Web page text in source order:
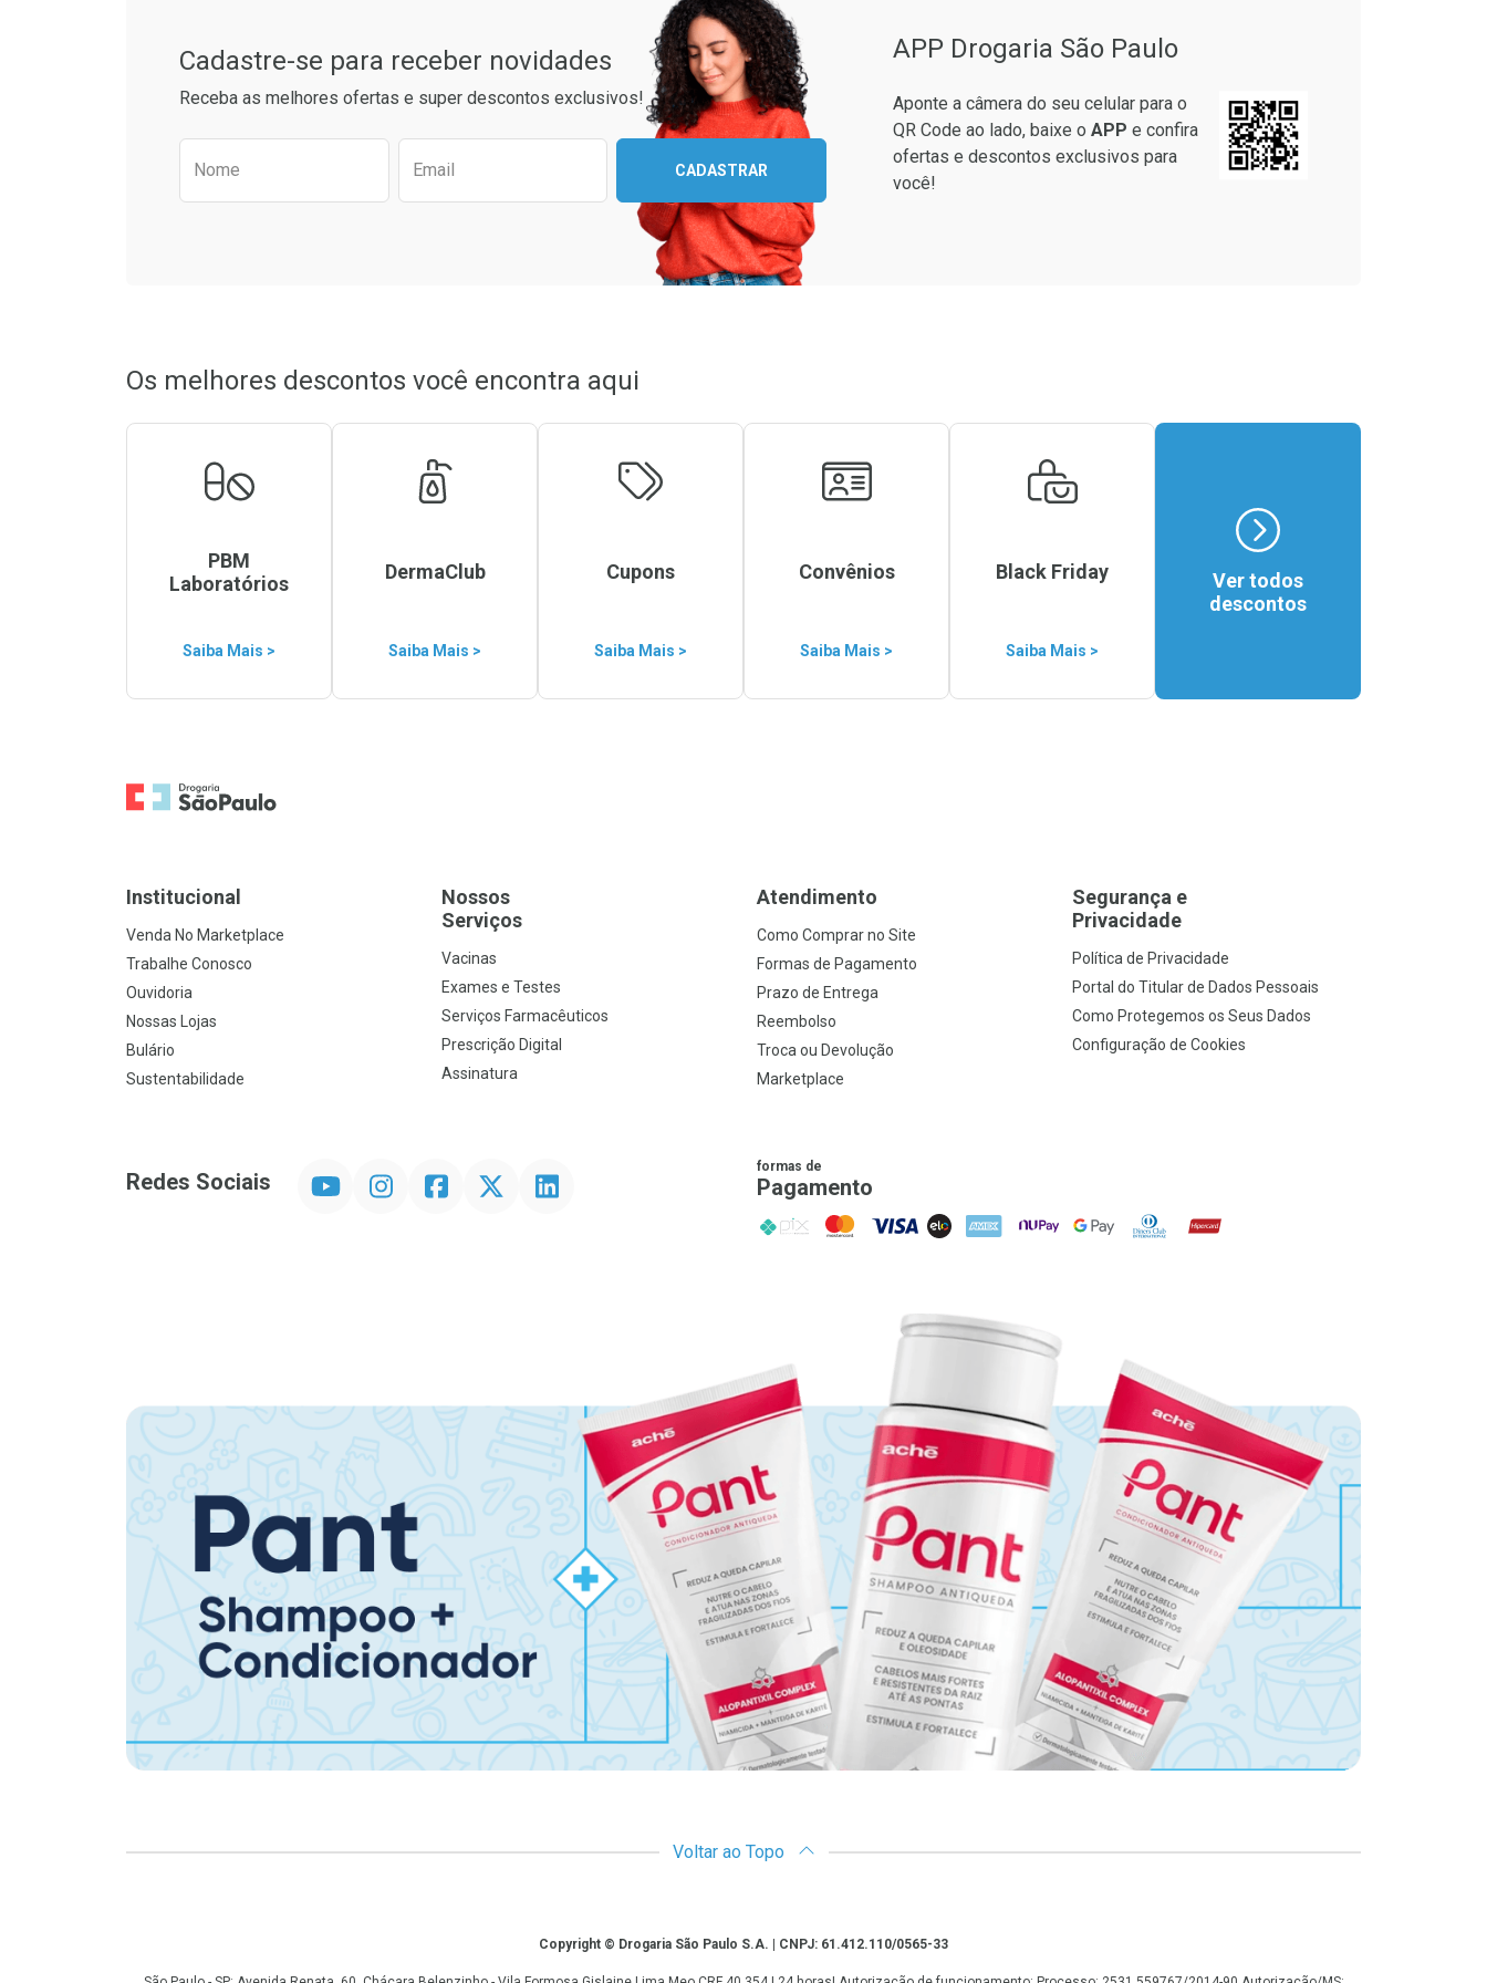
Ativar Desconto
Comprar sem Desconto
Comprar sem Desconto
Cadastre-se para receber novidades
Receba as melhores ofertas e super descontos exclusivos!
Preencha o formulário abaixo para receber as melhores ofertas:
Nome Email CADASTRAR
APP Drogaria São Paulo
Aponte a câmera do seu celular para o
QR Code ao lado, baixe o APP e confira
ofertas e descontos exclusivos para
você!
Os melhores descontos você encontra aqui
PBM
Laboratórios
Saiba Mais >
DermaClub
Saiba Mais >
Cupons
Saiba Mais >
Convênios
Saiba Mais >
Black Friday
Saiba Mais >
Ver todos
descontos
Ir para a Home
Institucional
Venda No Marketplace
Trabalhe Conosco
Ouvidoria
Nossas Lojas
Bulário
Sustentabilidade
Nossos
Serviços
Vacinas
Exames e Testes
Serviços Farmacêuticos
Prescrição Digital
Assinatura
Atendimento
Como Comprar no Site
Formas de Pagamento
Prazo de Entrega
Reembolso
Troca ou Devolução
Marketplace
Segurança e
Privacidade
Política de Privacidade
Portal do Titular de Dados Pessoais
Como Protegemos os Seus Dados
Configuração de Cookies
Redes Sociais InstagramFacebookTwitter Linkedin formas de
Pagamento
PIX MasterCard
VISA ELO AMEX NuPay Google PayDiners ClubHipercard
Voltar ao Topo
Copyright © Drogaria São Paulo S.A. | CNPJ: 61.412.110/0565-33